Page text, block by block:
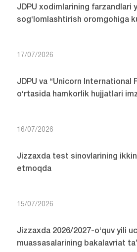
JDPU xodimlarining farzandlari
sog‘lomlashtirish oromgohiga
17/07/2026
JDPU va “Unicorn International
o‘rtasida hamkorlik hujjatlari
16/07/2026
Jizzaxda test sinovlarining
etmoqda
15/07/2026
Jizzaxda 2026/2027-o‘quv yili
muassasalarining bakalavriat